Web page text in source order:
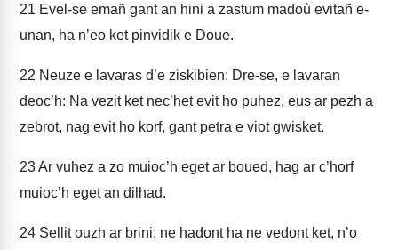
21 Evel-se emañ gant an hini a zastum madoù evitañ e-
unan, ha n’eo ket pinvidik e Doue.
22 Neuze e lavaras d’e ziskibien: Dre-se, e lavaran
deoc’h: Na vezit ket nec’het evit ho puhez, eus ar pezh a
zebrot, nag evit ho korf, gant petra e viot gwisket.
23Ar vuhez a zo muioc’h eget ar boued, hag ar c’horf
muioc’h eget an dilhad.
24 Sellit ouzh ar brini: ne hadont ha ne vedont ket, n’o